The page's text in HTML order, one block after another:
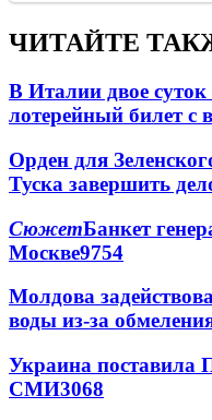
ЧИТАЙТЕ
В Италии двое
лотерейный билет
Орден для
Туска завершить
СюжетБанкет
Москве9754
Молдова
воды из-за
Украина поставила
СМИ3068